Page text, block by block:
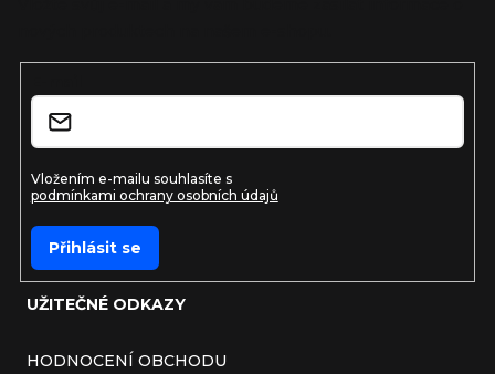
UŽITEČNÉ ODKAZY
HODNOCENÍ OBCHODU
Vložením e-mailu souhlasíte s
podmínkami ochrany osobních údajů
Přihlásit se